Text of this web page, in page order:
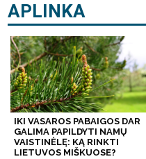
APLINKA
IKI VASAROS PABAIGOS DAR
GALIMA PAPILDYTI NAMŲ
VAISTINĖLĘ: KĄ RINKTI
LIETUVOS MIŠKUOSE?